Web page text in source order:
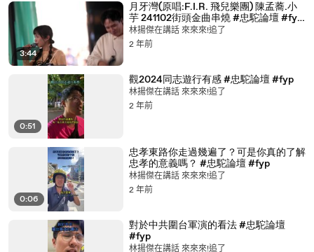
3:44
月牙灣(原唱:F.I.R. 飛兒樂團) 陳孟蕎.小
芋 241102街頭金曲串燒 #忠駝論壇 #fyp
@o.s.t_ejay0519 @chen_meng_ciao
林揚傑在講話 來來來!追了
2 年前
0:51
觀2024同志遊行有感 #忠駝論壇 #fyp
林揚傑在講話 來來來!追了
2 年前
0:06
忠孝東路你走過幾遍了？可是你真的了解
忠孝的意義嗎？ #忠駝論壇 #fyp
林揚傑在講話 來來來!追了
2 年前
對於中共圍台軍演的看法 #忠駝論壇
#fyp
林揚傑在講話 來來來!追了